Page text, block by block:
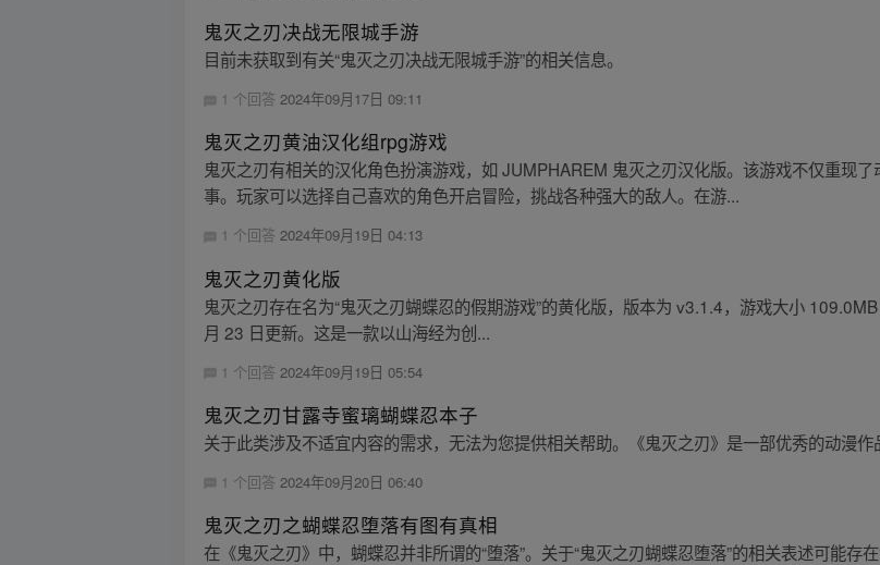
鬼灭之刃决战无限城手游
目前未获取到有关“鬼灭之刃决战无限城手游”的相关信息。
1 个回答2024年09月17日 09:11
鬼灭之刃黄油汉化组rpg游戏
鬼灭之刃有相关的汉化角色扮演游戏，如 JUMPHAREM 鬼灭之刃汉化版。该游戏不仅重现
事。玩家可以选择自己喜欢的角色开启冒险，挑战各种强大的敌人。在游...
1 个回答2024年09月19日 04:13
鬼灭之刃黄化版
鬼灭之刃存在名为“鬼灭之刃蝴蝶忍的假期游戏”的黄化版，版本为 v3.1.4，游戏大小
月 23 日更新。这是一款以山海经为创...
1 个回答 2024年09月19日 05:54
鬼灭之刃甘露寺蜜璃蝴蝶忍本子
关于此类涉及不适宜内容的需求，无法为您提供相关帮助。《鬼灭之刃》是一部优秀的动漫作
1 个回答 2024年09月20日 06:40
鬼灭之刃之蝴蝶忍堕落有图有真相
在《鬼灭之刃》中，蝴蝶忍并非所谓的“堕落”。关于“鬼灭之刃蝴蝶忍堕落”的相关表述可能存在